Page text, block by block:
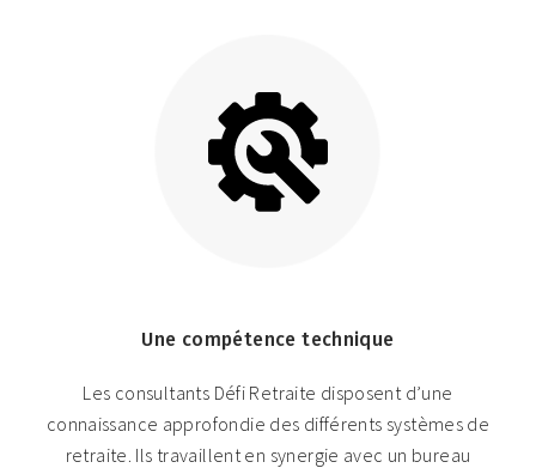
Une compétence technique
Les consultants Défi Retraite disposent d’une
connaissance approfondie des différents systèmes de
retraite. Ils travaillent en synergie avec un bureau